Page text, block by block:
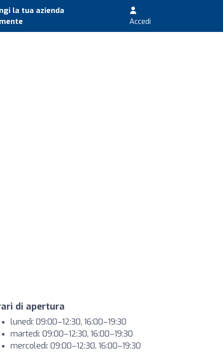
la tua azienda
Accedi
di apertura
lunedì: 09:00–12:30, 16:00–19:30
martedì: 09:00–12:30, 16:00–19:30
mercoledì: 09:00–12:30, 16:00–19:30